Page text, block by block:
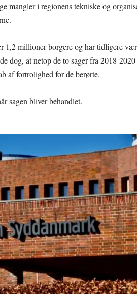
mangler i regionens tekniske og
1,2 millioner borgere og har tidligere
dog, at netop de to sager fra 2018-
af fortrolighed for de berørte.
sagen bliver behandlet.